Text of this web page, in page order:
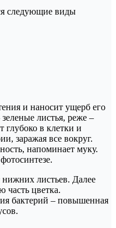
следующие виды
и наносит ущерб его
листья, реже –
в клетки и
заражая все вокруг.
напоминает муку.
нижних листьев. Далее
часть цветка.
бактерий – повышенная